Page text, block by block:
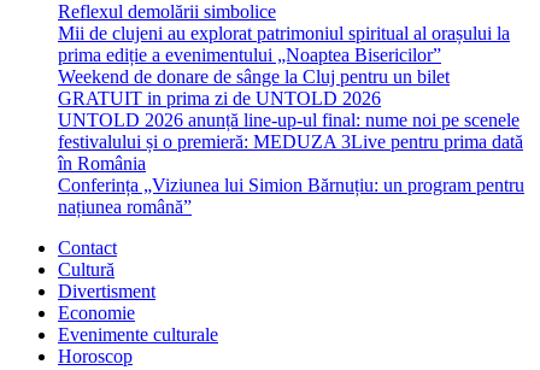
Reflexul demolării simbolice
Mii de clujeni au explorat patrimoniul spiritual al orașului la
prima ediție a evenimentului „Noaptea Bisericilor”
Weekend de donare de sânge la Cluj pentru un bilet
GRATUIT in prima zi de UNTOLD 2026
UNTOLD 2026 anunță line-up-ul final: nume noi pe scenele
festivalului și o premieră: MEDUZA 3Live pentru prima dată
în România
Conferința „Viziunea lui Simion Bărnuțiu: un program pentru
națiunea română”
Contact
Cultură
Divertisment
Economie
Evenimente culturale
Horoscop